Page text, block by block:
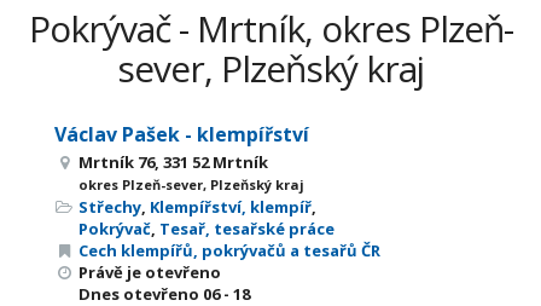
Pokrývač - Mrtník, okres Plzeň-
sever, Plzeňský kraj
Václav Pašek - klempířství
Mrtník 76, 331 52 Mrtník
okres Plzeň-sever, Plzeňský kraj
Střechy, Klempířství, klempíř,
Pokrývač, Tesař, tesařské práce
Cech klempířů, pokrývačů a tesařů ČR
Právě je otevřeno
Dnes otevřeno 06 - 18